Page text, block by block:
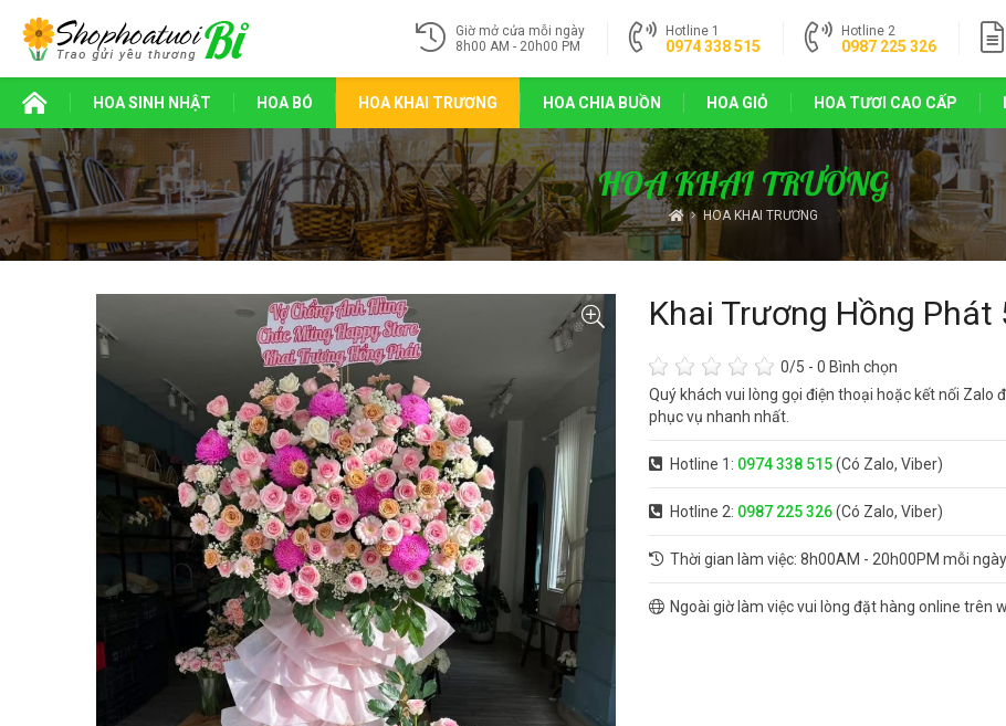
Giờ mở cửa mỗi ngày
8h00 AM - 20h00 PM
Hotline 1
0974 338 515
Hotline 2
0987 225 326
HOA SINH NHẬT HOA BÓ HOA KHAI TRƯƠNG HOA CHIA BUỒN HOA GIỎ HOA TƯƠI CAO CẤP
HOA KHAI TRƯƠNG
HOA KHAI TRƯƠNG
Khai Trương Hồng Phát
0/5 - 0 Bình chọn
Quý khách vui lòng gọi điện thoại hoặc kết nối Zalo
phục vụ nhanh nhất.
Hotline 1: 0974 338 515(Có Zalo, Viber)
Hotline 2: 0987 225 326(Có Zalo, Viber)
Thời gian làm việc: 8h00AM - 20h00PM mỗi ngày
Ngoài giờ làm việc vui lòng đặt hàng online trên